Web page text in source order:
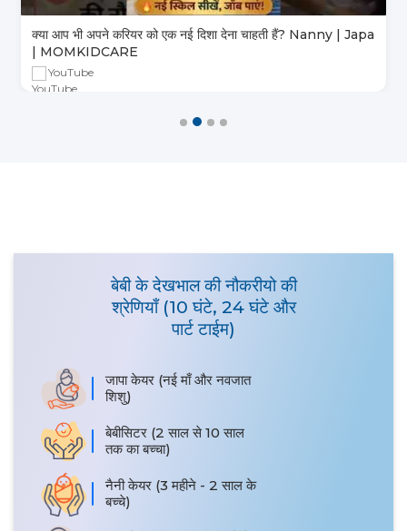
क्या आप भी अपने करियर को एक नई दिशा देना चाहती हैं? Nanny | Japa
| MOMKIDCARE
YouTube
बेबी के देखभाल की नौकरीयो की
श्रेणियाँ (10 घंटे, 24 घंटे और
पार्ट टाईम)
जापा केयर (नई माँ और नवजात
शिशु)
बेबीसिटर (2 साल से 10 साल
तक का बच्चा)
नैनी केयर (3 महीने - 2 साल के
बच्चे)